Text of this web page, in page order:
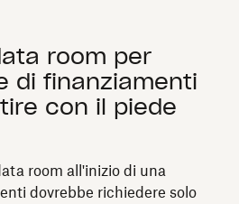
room per
di finanziamenti
con il piede
room all'inizio di una
dovrebbe richiedere solo